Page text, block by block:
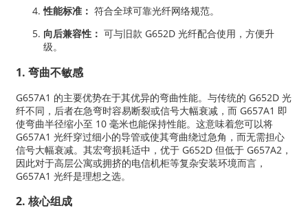
性能标准： 符合全球可靠光纤网络规范。
向后兼容性： 可与旧款 G652D 光纤配合使用，方便升
级。
1. 弯曲不敏感
G657A1 的主要优势在于其优异的弯曲性能。与传统的 G652D 光
纤不同，后者在急弯时容易断裂或信号大幅衰减，而 G657A1 即
使弯曲半径缩小至 10 毫米也能保持性能。这意味着您可以将
G657A1 光纤穿过细小的导管或使其弯曲绕过急角，而无需担心
信号大幅衰减。其宏弯损耗适中，优于 G652D 但低于 G657A2，
因此对于高层公寓或拥挤的电信机柜等复杂安装环境而言，
G657A1 光纤是理想之选。
2. 核心组成